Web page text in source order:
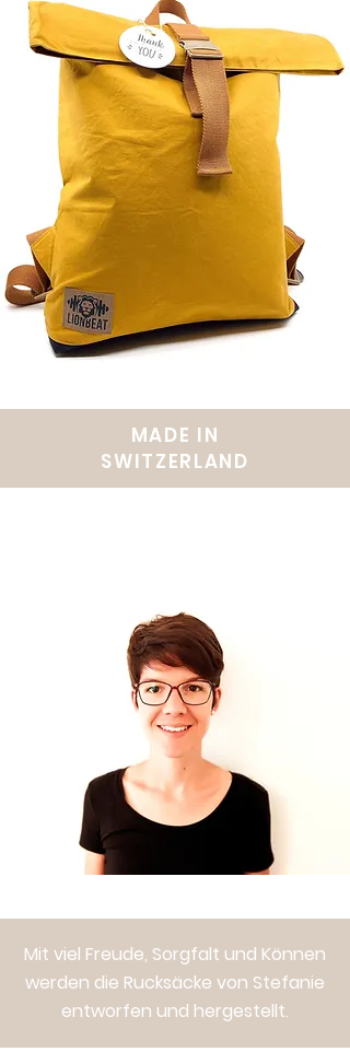
MADE IN
SWITZERLAND
Mit viel Freude, Sorgfalt und Können
werden die Rucksäcke von Stefanie
entworfen und hergestellt.